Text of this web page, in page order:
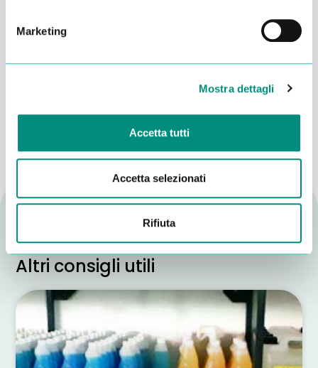
Marketing
Mostra dettagli
Accetta tutti
Accetta selezionati
Rifiuta
trattamento dei miei dati per essere ricontattato
Altri consigli utili